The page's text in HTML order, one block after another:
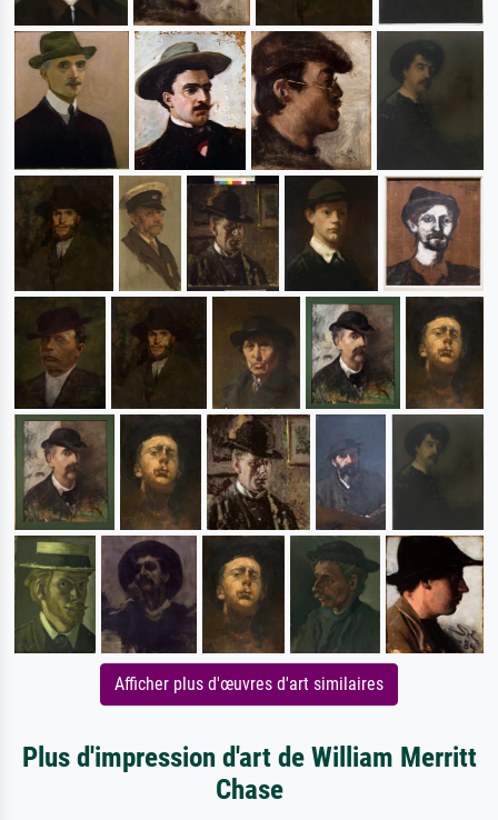
Afficher plus d'œuvres d'art similaires
Plus d'impression d'art de William Merritt
Chase